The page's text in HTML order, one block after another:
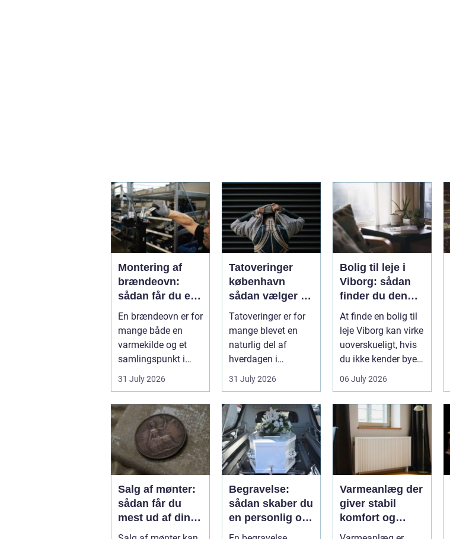
Montering af
brændeovn:
sådan får du et
sikkert og smukt
resultat
En brændeovn er for
mange både en
varmekilde og et
samlingspunkt i
hjemmet.
Flammerne gi...
31 July 2026
Tatoveringer
københavn
sådan vælger du
det rigtige
Tatoveringer er for
mange blevet en
naturlig del af
hverdagen i
København. Byen er
fyldt med dygtige...
31 July 2026
Bolig til leje i
Viborg: sådan
finder du den
rette lejlighed
At finde en bolig til
leje Viborg kan virke
uoverskueligt, hvis
du ikke kender byen
eller det lokale...
06 July 2026
Salg af mønter:
sådan får du
mest ud af din
samling
Begravelse:
sådan skaber du
en personlig og
respektfuld
Varmeanlæg der
giver stabil
komfort og
lavere